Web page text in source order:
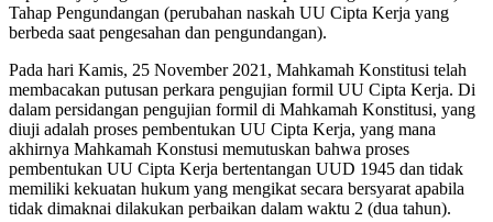
Tahap Pengundangan (perubahan naskah UU Cipta Kerja yang
berbeda saat pengesahan dan pengundangan).
Pada hari Kamis, 25 November 2021, Mahkamah Konstitusi telah
membacakan putusan perkara pengujian formil UU Cipta Kerja. Di
dalam persidangan pengujian formil di Mahkamah Konstitusi, yang
diuji adalah proses pembentukan UU Cipta Kerja, yang mana
akhirnya Mahkamah Konstusi memutuskan bahwa proses
pembentukan UU Cipta Kerja bertentangan UUD 1945 dan tidak
memiliki kekuatan hukum yang mengikat secara bersyarat apabila
tidak dimaknai dilakukan perbaikan dalam waktu 2 (dua tahun).